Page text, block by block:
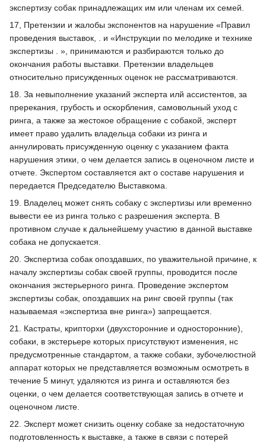
экспертизу собак принадлежащих им или членам их семей.
17, Претензии и жалобы экспонентов на нарушение «Правил
проведения выставок, . и «Инструкции по мелодике и технике
экспертизы . », принимаются и разбираются только до
окончания работы выставки. Претензии владельцев
относительно присужденных оценок не рассматриваются.
18. За невыполнение указаний эксперта илй ассистентов, за
пререкания, грубость и оскорбления, самовольный уход с
ринга, а также за жестокое обращение с собакой, эксперт
имеет право удалить владельца собаки из ринга и
аннулировать присужденную оценку с указанием факта
нарушения этики, о чем делается запись в оценочном листе и
отчете. Экспертом составляется акт о составе нарушения и
передается Председателю Выставкома.
19. Владелец может снять собаку с экспертизы или временно
вывести ее из ринга только с разрешения эксперта. В
противном случае к дальнейшему участию в данной выставке
собака не допускается.
20. Экспертиза собак опоздавших, по уважительной причине, к
началу экспертизы собак своей группы, проводится после
окончания экстерьерного ринга. Проведение экспертом
экспертизы собак, опоздавших на ринг своей группы (так
называемая «экспертиза вне ринга») запрещается.
21. Кастраты, крипторхи (двухсторонние и односторонние),
собаки, в экстерьере которых присутствуют изменения, нс
предусмотренные стандартом, а также собаки, зубочелюстной
аппарат которых не представляется возможным осмотреть в
течение 5 минут, удаляются из ринга и оставляются без
оценки, о чем делается соответствующая запись в отчете и
оценочном листе.
22. Эксперт может снизить оценку собаке за недостаточную
подготовленность к выставке, а также в связи с потерей